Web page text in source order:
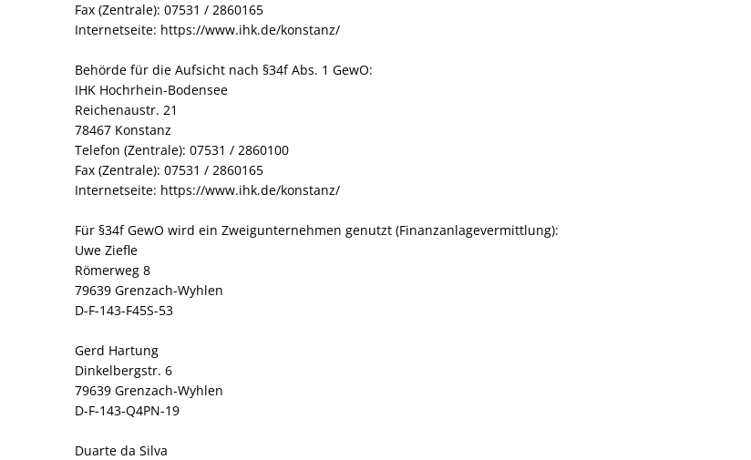
Fax (Zentrale): 07531 / 2860165
Internetseite: https://www.ihk.de/konstanz/
Behörde für die Aufsicht nach §34f Abs. 1 GewO:
IHK Hochrhein-Bodensee
Reichenaustr. 21
78467 Konstanz
Telefon (Zentrale): 07531 / 2860100
Fax (Zentrale): 07531 / 2860165
Internetseite: https://www.ihk.de/konstanz/
Für §34f GewO wird ein Zweigunternehmen genutzt (Finanzanlagevermittlung):
Uwe Ziefle
Römerweg 8
79639 Grenzach-Wyhlen
D-F-143-F45S-53
Gerd Hartung
Dinkelbergstr. 6
79639 Grenzach-Wyhlen
D-F-143-Q4PN-19
Duarte da Silva